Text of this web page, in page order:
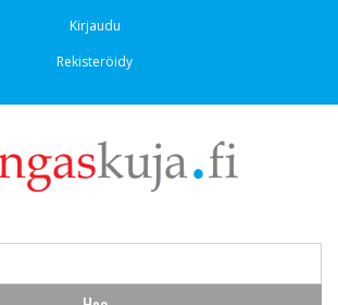
Kirjaudu
Rekisteröidy